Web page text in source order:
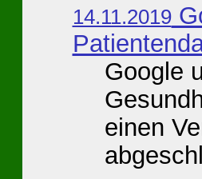
14.11.2019
Google
einen